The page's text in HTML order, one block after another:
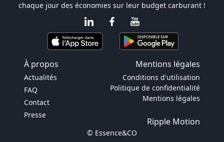
chaque jour des économies sur leur budget carburant !
À propos Mentions légales
Actualités
FAQ
Contact
Presse
Conditions d'utilisation
Politique de confidentialité
Mentions légales
Ripple Motion
© Essence&CO